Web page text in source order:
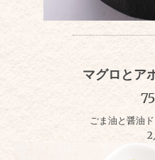
マグロとア
ごま油と醤油
2